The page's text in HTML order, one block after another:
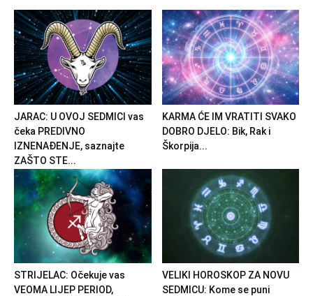
JARAC: U OVOJ SEDMICI vas
čeka PREDIVNO
IZNENAĐENJE, saznajte
ZAŠTO STE...
KARMA ĆE IM VRATITI SVAKO
DOBRO DJELO: Bik, Rak i
Škorpija...
STRIJELAC: Očekuje vas
VEOMA LIJEP PERIOD,
VELIKI HOROSKOP ZA NOVU
SEDMICU: Kome se puni